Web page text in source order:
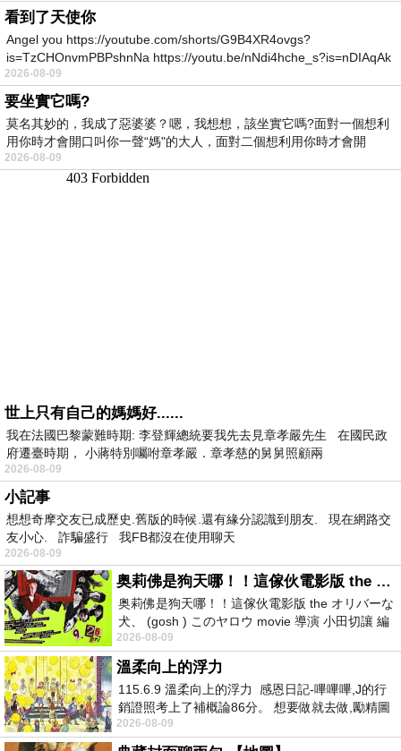
看到了天使你
Angel you https://youtube.com/shorts/G9B4XR4ovgs?
is=TzCHOnvmPBPshnNa https://youtu.be/nNdi4hche_s?is=nDIAqAk
2026-08-09
要坐實它嗎?
莫名其妙的，我成了惡婆婆？嗯，我想想，該坐實它嗎?面對一個想利
用你時才會開口叫你一聲“媽"的大人，面對二個想利用你時才會開
2026-08-09
世上只有自己的媽媽好......
我在法國巴黎蒙難時期: 李登輝總統要我先去見章孝嚴先生 在國民政
府遷臺時期， 小蔣特別囑咐章孝嚴．章孝慈的舅舅照顧兩
2026-08-09
小記事
想想奇摩交友已成歷史.舊版的時候.還有緣分認識到朋友. 現在網路交
友小心. 詐騙盛行 我FB都沒在使用聊天
2026-08-09
奥莉佛是狗天哪！！這傢伙電影版 the オリバーな犬、 (gosh ) このヤロウ movie
奥莉佛是狗天哪！！這傢伙電影版 the オリバーな
犬、 (gosh ) このヤロウ movie 導演 小田切讓 編
劇: 小田切讓 主演: 小田切讓
2026-08-09
溫柔向上的浮力
115.6.9 溫柔向上的浮力 感恩日記-嗶嗶嗶,J的行
銷證照考上了補概論86分。 想要做就去做,勵精圖
治大成功,也是表法,堅持和努力
2026-08-09